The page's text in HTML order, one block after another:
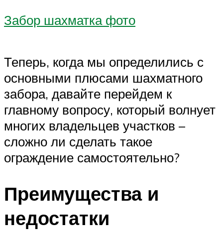
Забор шахматка фото
Теперь, когда мы определились с
основными плюсами шахматного
забора, давайте перейдем к
главному вопросу, который волнует
многих владельцев участков –
сложно ли сделать такое
ограждение самостоятельно?
Преимущества и
недостатки